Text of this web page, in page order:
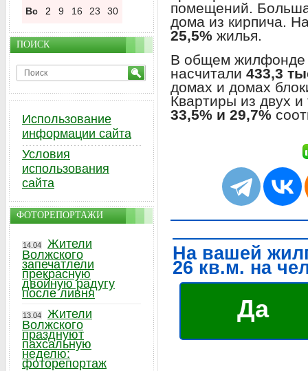
помещений.
дома из кирпича.
25,5% жилья.
В общем жилфонде
насчитали 433,3
домах и домах
Квартиры из двух
33,5% и 29,7%
На вашей
26 кв.м. на
Да
Вс 2 9 16 23 30
ПОИСК
Использование
информации сайта
Условия
использования
сайта
ФОТОРЕПОРТАЖИ
14.04
Жители
Волжского
запечатлели
прекрасную
двойную радугу
после ливня
13.04
Жители
Волжского
празднуют
пахсальную
неделю:
фоторепортаж